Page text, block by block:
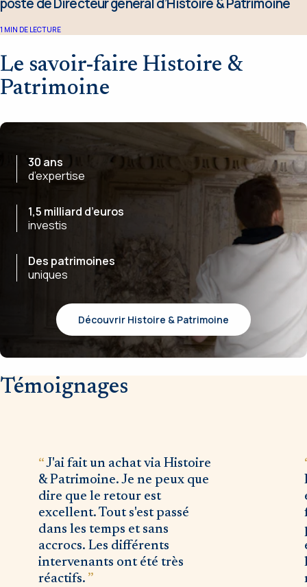
poste de Directeur général d’Histoire & Patrimoine
1 MIN DE LECTURE
Le savoir-faire Histoire &
Patrimoine
30 ans
d’expertise
1,5 milliard d’euros
investis
Des patrimoines
uniques
Découvrir Histoire & Patrimoine
Témoignages
J'ai fait un achat via Histoire
& Patrimoine. Je ne peux que
dire que le retour est
excellent. Tout s'est passé
dans les temps et sans
accrocs. Les différents
intervenants ont été très
réactifs.